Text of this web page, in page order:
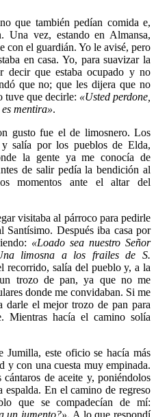
que también pedían comida e,
Una vez, estando en Almansa,
con el guardián. Yo le avisé, pero
en casa. Yo, para suavizar la
decir que estaba ocupado y no
que no; que les dijera que no
tuve que decirle: «Usted perdone,
mentira».
gusto fue el de limosnero. Los
salía por los pueblos de Elda,
la gente ya me conocía de
de salir pedía la bendición al
momentos ante el altar del
visitaba al párroco para pedirle
Después iba casa por
«Loado sea nuestro Señor
limosna a los frailes de S.
recorrido, salía del pueblo y, a la
trozo de pan, ya que no me
donde me convidaban. Si me
darle el mejor trozo de pan para
Mientras hacía el camino solía
Jumilla, este oficio se hacía más
y con una cuesta muy empinada.
de aceite y, poniéndolos
espalda. En el camino de regreso
que se compadecían de mí:
un jumento?». A lo que respondí